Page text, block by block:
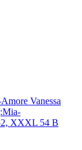
Vanessa
Mia-
XXXL 54 В